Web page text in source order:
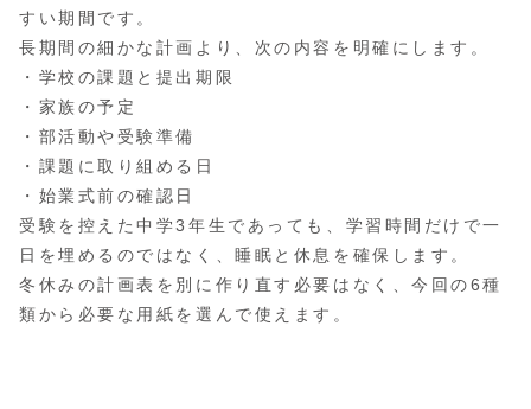
すい期間です。
長期間の細かな計画より、次の内容を明確にします。
・学校の課題と提出期限
・家族の予定
・部活動や受験準備
・課題に取り組める日
・始業式前の確認日
受験を控えた中学3年生であっても、学習時間だけで一
日を埋めるのではなく、睡眠と休息を確保します。
冬休みの計画表を別に作り直す必要はなく、今回の6種
類から必要な用紙を選んで使えます。